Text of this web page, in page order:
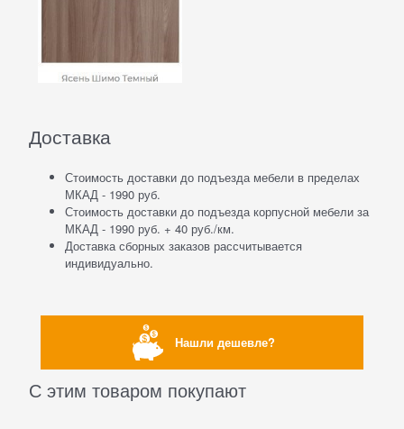
Доставка
Стоимость доставки до подъезда мебели в пределах
МКАД - 1990 руб.
Стоимость доставки до подъезда корпусной мебели за
МКАД - 1990 руб. + 40 руб./км.
Доставка сборных заказов рассчитывается
индивидуально.
Нашли дешевле?
С этим товаром покупают